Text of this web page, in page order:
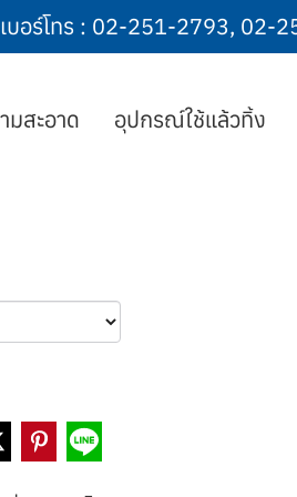
เบอร์โทร : 02-251-2793, 02-
สะอาด อุปกรณ์ใช้แล้วทิ้ง